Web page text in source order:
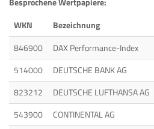
WKN
Bezeichnung
846900
DAX Performance-Index
514000
DEUTSCHE BANK AG
823212
DEUTSCHE LUFTHANSA AG
543900
CONTINENTAL AG